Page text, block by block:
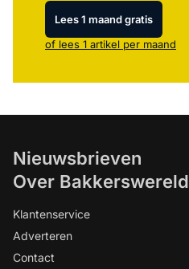
Lees 1 maand gratis
of lees 1 artikel per maand
Nieuwsbrieven
Over Bakkerswereld
Klantenservice
Adverteren
Contact